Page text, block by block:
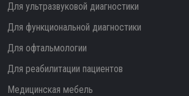
Для ультразвуковой диагностики
Для функциональной диагностики
Для офтальмологии
Для реабилитации пациентов
Медицинская мебель